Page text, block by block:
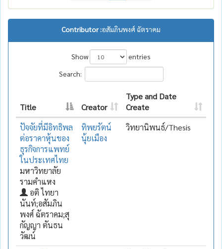
Contributor :อสัมภินพงศ์ ฉัตราคม
Show
entries
Search:
Title Creator
Type and Date
Create
ปัจจัยที่มีอิทธิพล
ต่อราคาหุ้นของ
ธุรกิจการแพทย์
ในประเทศไทย
มหาวิทยาลัย
รามคำแหง
อติ ไทยา
นันท์;อสัมภิน
พงศ์ ฉัตราคม;สุ
กัญญา ตันธน
วัฒน์
ทิพยรัตน์
นุ้ยเมือง
วิทยานิพนธ์/Thesis